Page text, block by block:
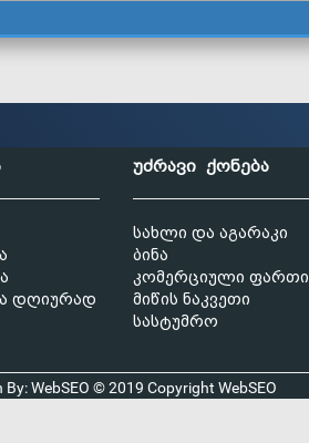
დღიურად
უძრავი ქონება
სახლი და აგარაკი
ბინა
კომერციული ფართი
მიწის ნაკვეთი
სასტუმრო
By: WebSEO © 2019 Copyright WebSEO